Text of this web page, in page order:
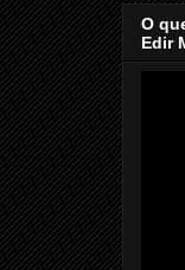
O
Edir